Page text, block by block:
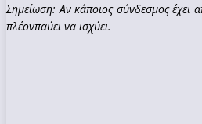
Σημείωση: Αν κάποιος σύνδεσμος έχει
πλέονπαύει να ισχύει.